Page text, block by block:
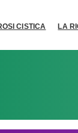
CISTICA LA